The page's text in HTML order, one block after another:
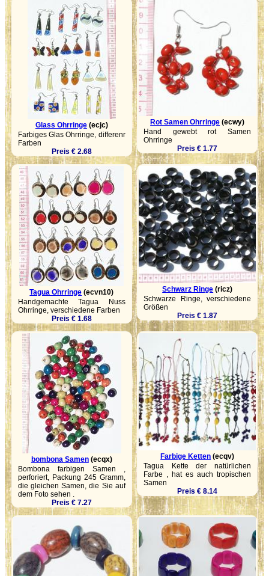
Glass Ohrringe(ecjc)
Farbiges Glas Ohrringe, differenr
Farben
Preis € 2.68
Rot Samen Ohrringe (ecwy)
Hand gewebt rot Samen
Ohrringe
Preis € 1.77
Tagua Ohrringe (ecvn10)
Handgemachte Tagua Nuss
Ohrringe, verschiedene Farben
Preis € 1.68
Schwarz Ringe (ricz)
Schwarze Ringe, verschiedene
Größen
Preis € 1.87
bombona Samen(ecqx)
Bombona farbigen Samen ,
perforiert, Packung 245 Gramm,
die gleichen Samen, die Sie auf
dem Foto sehen .
Preis € 7.27
Farbige Ketten (ecqv)
Tagua Kette der natürlichen
Farbe , hat es auch tropischen
Samen
Preis € 8.14